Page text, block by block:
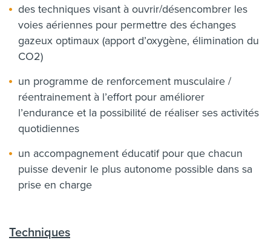
des techniques visant à ouvrir/désencombrer les
voies aériennes pour permettre des échanges
gazeux optimaux (apport d’oxygène, élimination du
CO2)
un programme de renforcement musculaire /
réentrainement à l’effort pour améliorer
l’endurance et la possibilité de réaliser ses activités
quotidiennes
un accompagnement éducatif pour que chacun
puisse devenir le plus autonome possible dans sa
prise en charge
Techniques